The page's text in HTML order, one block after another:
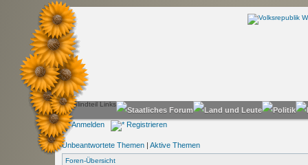
Anmelden Registrieren
Unbeantwortete Themen | Aktive Themen
Foren-Übersicht